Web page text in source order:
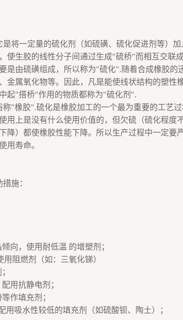
将一定量的硫化剂（如硫磺、硫化促进剂等）
使生胶的线性分子间通过生成"硫桥"而相互交联
是由硫磺组成，所以称为"硫化".随着合成橡胶的
金属氧化物等。因此，凡是能使线状结构的塑性
起"搭桥"作用的物质都称为"硫化剂".
"橡胶".硫化是橡胶加工的一个最为重要的工艺
用上是没有什么使用价值的，但欠硫（硫化程度
降）都使橡胶性能下降。所以生产过程中一定要
用寿命。
施：
向，使用耐低温 的增塑剂；
阻燃剂（如：三氧化锑）
用抗静电剂；
作填充剂；
吸水性较低的填充剂（如硫酸钡、陶土）；